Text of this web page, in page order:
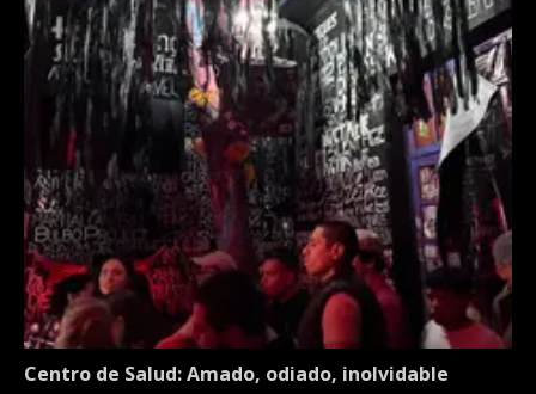
Centro de Salud: Amado, odiado, inolvidable